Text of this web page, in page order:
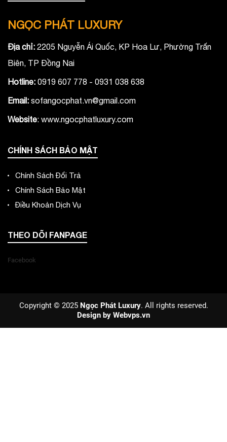
NGỌC PHÁT LUXURY
Địa chỉ: 2205 Nguyễn Ái Quốc, KP Hoa Lư, Phường Trấn
Biên, TP Đồng Nai
Hotline: 0919 607 778 - 0931 038 638
Email: sofangocphat.vn@gmail.com
Website: www.ngocphatluxury.com
CHÍNH SÁCH BẢO MẬT
Chính Sách Đổi Trả
Chính Sách Bảo Mật
Điều Khoản Dịch Vụ
THEO DÕI FANPAGE
Facebook
Copyright © 2025 Ngọc Phát Luxury. All rights reserved.
Design by Webvps.vn